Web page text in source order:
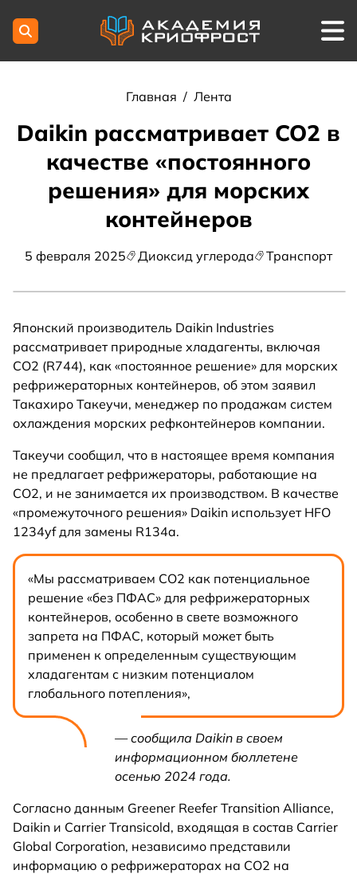
Главная / Лента
Daikin рассматривает CO2 в
качестве «постоянного
решения» для морских
контейнеров
5 февраля 2025 Диоксид углерода Транспорт
Японский производитель Daikin Industries
рассматривает природные хладагенты, включая
CO2 (R744), как «постоянное решение» для морских
рефрижераторных контейнеров, об этом заявил
Такахиро Такеучи, менеджер по продажам систем
охлаждения морских рефконтейнеров компании.
Такеучи сообщил, что в настоящее время компания
не предлагает рефрижераторы, работающие на
CO2, и не занимается их производством. В качестве
«промежуточного решения» Daikin использует HFO
1234yf для замены R134a.
«Мы рассматриваем CO2 как потенциальное
решение «без ПФАС» для рефрижераторных
контейнеров, особенно в свете возможного
запрета на ПФАС, который может быть
применен к определенным существующим
хладагентам с низким потенциалом
глобального потепления»,
— сообщила Daikin в своем
информационном бюллетене
осенью 2024 года.
Согласно данным Greener Reefer Transition Alliance,
Daikin и Carrier Transicold, входящая в состав Carrier
Global Corporation, независимо представили
информацию о рефрижераторах на CO2 на